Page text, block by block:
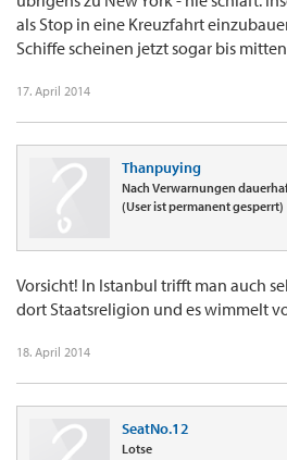
als Stop in eine Kreuzfahrt
Schiffe scheinen jetzt sogar bis
17. April 2014
Thanpuying
Nach Verwarnungen
(User ist permanent gesperrt)
Vorsicht! In Istanbul trifft man auch
dort Staatsreligion und es wimmelt
18. April 2014
SeatNo.12
Lotse